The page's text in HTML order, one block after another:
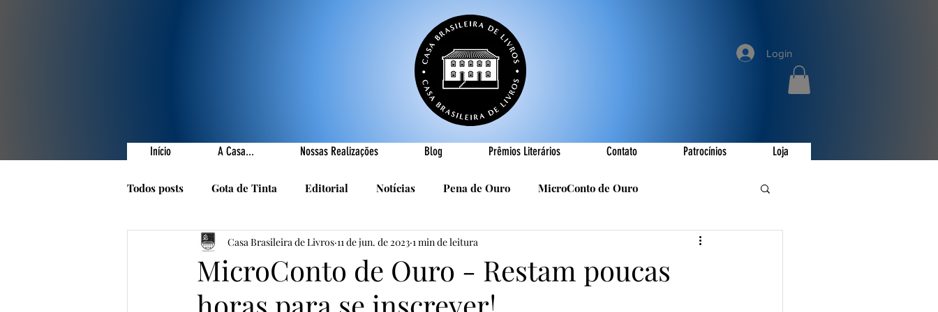
Início A Casa... Nossas Realizações Blog Prêmios Literários Contato Patrocínios Loja
Login
Todos posts Gota de Tinta Editorial Notícias Pena de Ouro MicroConto de Ouro
Prêmios Literários Nossas Realizações Cândido Luís Vasques
1001 Poetas Autores da Casa R. Roldan-Roldan Carlos Nejar
MicroConto de Ouro - Restam poucas
Casa Brasileira de Livros 11 de jun. de 2023 1 min de leitura